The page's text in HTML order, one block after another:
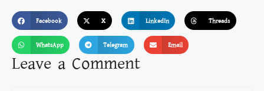
Facebook X LinkedIn Threads
WhatsApp Telegram Email
Leave a Comment